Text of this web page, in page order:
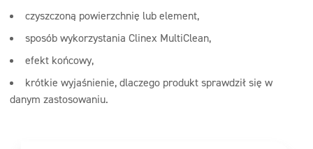
czyszczoną powierzchnię lub element,
sposób wykorzystania Clinex MultiClean,
efekt końcowy,
krótkie wyjaśnienie, dlaczego produkt sprawdził się w
danym zastosowaniu.